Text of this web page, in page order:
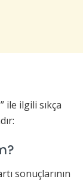
ile ilgili sıkça
sonuçlarının